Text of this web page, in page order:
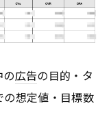
広告の目的・タ
想定値・目標数